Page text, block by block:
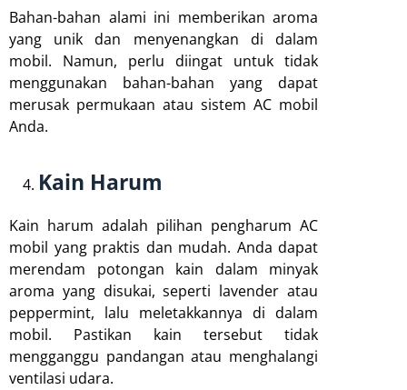
Bahan-bahan alami ini memberikan aroma
yang unik dan menyenangkan di dalam
mobil. Namun, perlu diingat untuk tidak
menggunakan bahan-bahan yang dapat
merusak permukaan atau sistem AC mobil
Anda.
Kain Harum
Kain harum adalah pilihan pengharum AC
mobil yang praktis dan mudah. Anda dapat
merendam potongan kain dalam minyak
aroma yang disukai, seperti lavender atau
peppermint, lalu meletakkannya di dalam
mobil. Pastikan kain tersebut tidak
mengganggu pandangan atau menghalangi
ventilasi udara.